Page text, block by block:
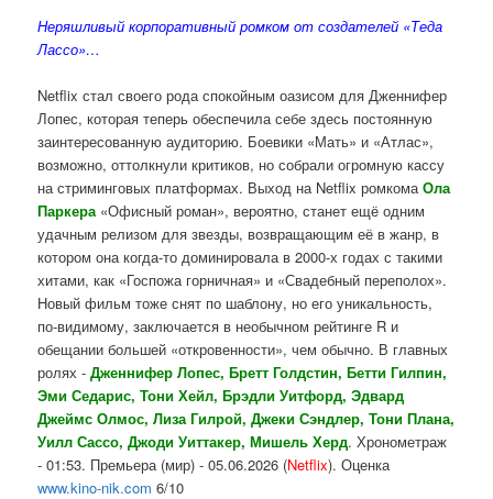
Неряшливый корпоративный ромком от создателей «Теда
Лассо»…
Netflix стал своего рода спокойным оазисом для Дженнифер
Лопес, которая теперь обеспечила себе здесь постоянную
заинтересованную аудиторию. Боевики «Мать» и «Атлас»,
возможно, оттолкнули критиков, но собрали огромную кассу
на стриминговых платформах. Выход на Netflix ромкомаОла
Паркера«Офисный роман», вероятно, станет ещё одним
удачным релизом для звезды, возвращающим её в жанр, в
котором она когда-то доминировала в 2000-х годах с такими
хитами, как «Госпожа горничная» и «Свадебный переполох».
Новый фильм тоже снят по шаблону, но его уникальность,
по-видимому, заключается в необычном рейтинге R и
обещании большей «откровенности», чем обычно. В главных
ролях -Дженнифер Лопес, Бретт Голдстин, Бетти Гилпин,
Эми Седарис, Тони Хейл, Брэдли Уитфорд, Эдвард
Джеймс Олмос, Лиза Гилрой, Джеки Сэндлер, Тони Плана,
Уилл Сассо, Джоди Уиттакер, Мишель Херд. Хронометраж
- 01:53. Премьера (мир) - 05.06.2026 (Netflix). Оценка
www.kino-nik.com 6/10